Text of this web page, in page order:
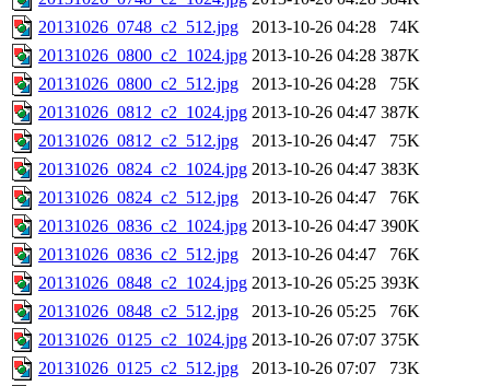
20131026_0748_c2_512.jpg
2013-10-26 04:28
74K
20131026_0800_c2_1024.jpg 2013-10-26 04:28 387K
20131026_0800_c2_512.jpg
2013-10-26 04:28
75K
20131026_0812_c2_1024.jpg 2013-10-26 04:47 387K
20131026_0812_c2_512.jpg
2013-10-26 04:47
75K
20131026_0824_c2_1024.jpg 2013-10-26 04:47 383K
20131026_0824_c2_512.jpg
2013-10-26 04:47
76K
20131026_0836_c2_1024.jpg 2013-10-26 04:47 390K
20131026_0836_c2_512.jpg
2013-10-26 04:47
76K
20131026_0848_c2_1024.jpg 2013-10-26 05:25 393K
20131026_0848_c2_512.jpg
2013-10-26 05:25
76K
20131026_0125_c2_1024.jpg 2013-10-26 07:07 375K
20131026_0125_c2_512.jpg
2013-10-26 07:07
73K